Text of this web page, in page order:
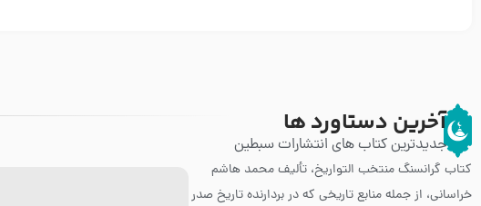
آخرین دستاورد ها
جدیدترین کتاب های انتشارات سبطین
کتاب گرانسنگ منتخب التواريخ، تألیف محمد هاشم
خراسانی، از جمله منابع تاریخی که در بردارنده تاریخ صدر